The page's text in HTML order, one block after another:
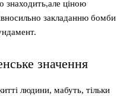
знаходить,але ціною
закладанню бомби
значення
людини, мабуть, тільки